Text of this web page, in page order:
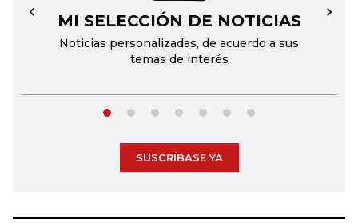
MI SELECCIÓN DE NOTICIAS
Noticias personalizadas, de acuerdo a sus
temas de interés
← →
SUSCRÍBASE YA